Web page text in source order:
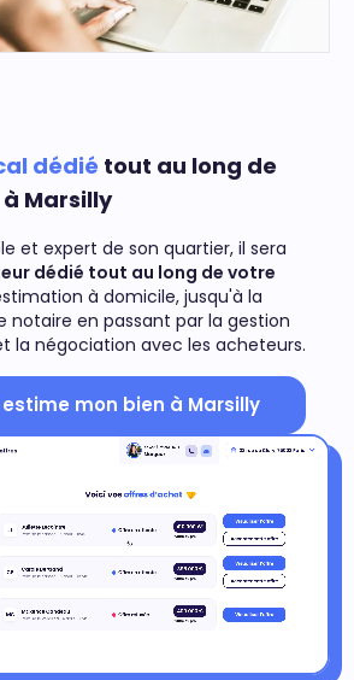
dédié tout au long de
Marsilly
et expert de son quartier, il sera
dédié tout au long de votre
à domicile, jusqu'à la
notaire en passant par la gestion
la négociation avec les acheteurs.
mon bien à Marsilly